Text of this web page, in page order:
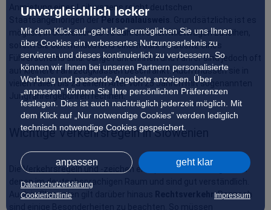
Unvergleichlich lecker
Mit dem Klick auf „geht klar” ermöglichen Sie uns Ihnen
über Cookies ein verbessertes Nutzungserlebnis zu
servieren und dieses kontinuierlich zu verbessern. So
können wir Ihnen bei unseren Partnern personalisierte
Werbung und passende Angebote anzeigen. Über
„anpassen” können Sie Ihre persönlichen Präferenzen
festlegen. Dies ist auch nachträglich jederzeit möglich. Mit
dem Klick auf „Nur notwendige Cookies” werden lediglich
technisch notwendige Cookies gespeichert.
anpassen geht klar
Datenschutzerklärung
Cookierichtlinie
Impressum
Anmietung eines Leihwagens reicht deutschen
Staatsangehörigen der
möglich, in Slowenien ab 18 Jahren einen Mietwagen zu leihen,
sofern Sie seit mindestens einem Jahr im Besitz eines
Führerscheins sind. Junge Fahrerinnen und Fahrer sind jedoch oft
auf kleinere Fahrzeugklassen beschränkt. Auch müssen sie in
vielen Fällen bis zu einem Alter von 25 Jahren mit sogenannten
Jungfahrergebühren rechnen.
Wichtige Verkehrsregeln in Slowenien
Die Verkehrsregeln und -zeichen entsprechen weitestgehend
denen im deutschsprachigen Raum und sind gut verständlich.
Auch in Slowenien gilt darüber hinaus
. Dennoch